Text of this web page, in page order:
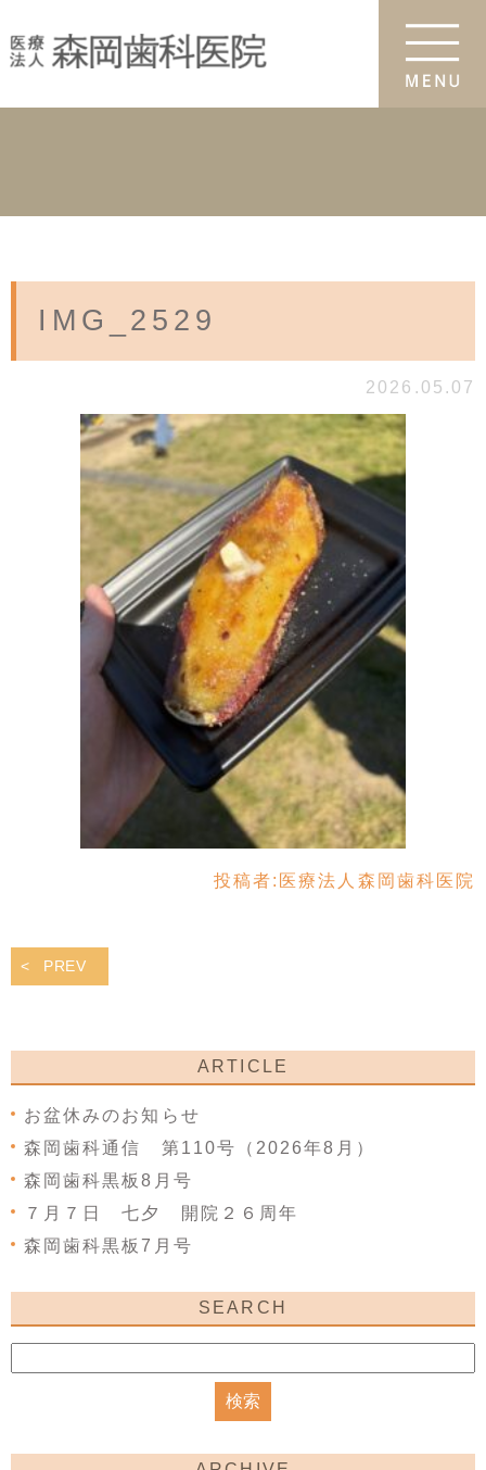
IMG_2529
2026.05.07
投稿者: 医療法人森岡歯科医院
PREV
ARTICLE
お盆休みのお知らせ
森岡歯科通信 第110号（2026年8月）
森岡歯科黒板8月号
７月７日 七夕 開院２６周年
森岡歯科黒板7月号
SEARCH